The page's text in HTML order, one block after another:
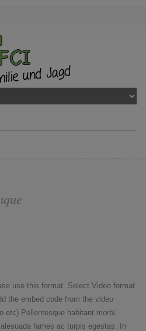
use this format. Select Video format
the embed code from the video
etc) Pellentesque habitant morbi
fames ac turpis egestas. In